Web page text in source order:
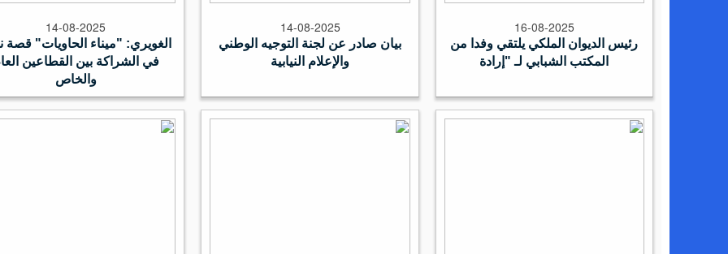
16-08-2025
رئيس الديوان الملكي يلتقي وفدا من
المكتب الشبابي لـ "إرادة
14-08-2025
بيان صادر عن لجنة التوجيه الوطني
والإعلام النيابية
14-08-2025
الغويري: "ميناء الحاويات" قصة
في الشراكة بين القطاعين
والخاص